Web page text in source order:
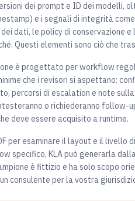
dei prompt e ID dei modelli,
e i segnali di integrità
dati, le policy di conservazione
Questi elementi sono ciò che
è progettato per workflow
che i revisori si aspettano:
percorsi di escalation e note
o richiederanno follow-
deve essere acquisito a runtime.
per esaminare il layout e il
specifico, KLA può generarla
è fittizio e ha solo scopo
consulente per la vostra